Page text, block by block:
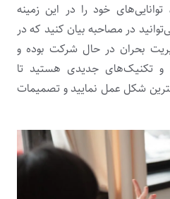
خود را در این زمینه
در مصاحبه بیان کنید که در
بحران در حال شرکت بوده و
و تکنیک‌های جدیدی هستید تا
شکل عمل نمایید و تصمیمات